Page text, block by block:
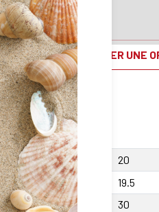
DEMANDER UNE
vis Y
20
19.5
X +/-0.01
30